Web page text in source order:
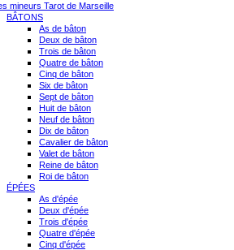
mineurs Tarot de Marseille
BÂTONS
As de bâton
Deux de bâton
Trois de bâton
Quatre de bâton
Cinq de bâton
Six de bâton
Sept de bâton
Huit de bâton
Neuf de bâton
Dix de bâton
Cavalier de bâton
Valet de bâton
Reine de bâton
Roi de bâton
ÉPÉES
As d'épée
Deux d'épée
Trois d'épée
Quatre d'épée
Cinq d'épée